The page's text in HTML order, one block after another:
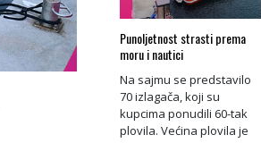
Punoljetnost strasti prema
moru i nautici
Na sajmu se predstavilo
70 izlagača, koji su
kupcima ponudili 60-tak
plovila. Većina plovila je